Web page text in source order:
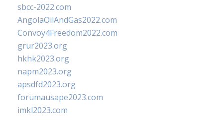
sbcc-2022.com
AngolaOilAndGas2022.com
Convoy4Freedom2022.com
grur2023.org
hkhk2023.org
napm2023.org
apsdfd2023.org
forumausape2023.com
imkl2023.com